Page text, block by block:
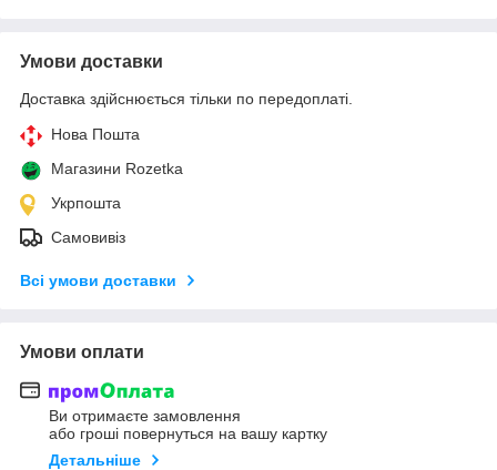
Умови доставки
Доставка здійснюється тільки по передоплаті.
Нова Пошта
Магазини Rozetka
Укрпошта
Самовивіз
Всі умови доставки
Умови оплати
Ви отримаєте замовлення
або гроші повернуться на вашу картку
Детальніше